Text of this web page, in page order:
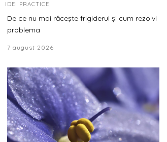
IDEI PRACTICE
De ce nu mai răcește frigiderul și cum rezolvi
problema
7 august 2026